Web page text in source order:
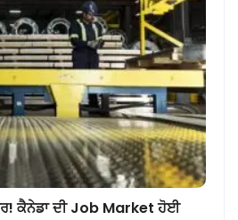
ਕੈਨੇਡਾ ਦੀ Job Market ਹੋਈ